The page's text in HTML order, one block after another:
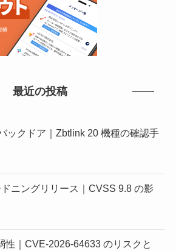
最近の投稿
ックドア｜Zbtlink 20 機種の確認手
ニングリリース｜CVSS 9.8 の影
性｜CVE-2026-64633 のリスクと